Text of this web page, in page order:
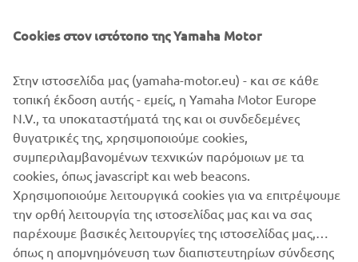
ευχάριστες διαδρομές και καθημερινές μετακινήσεις
στην πόλη. Το νέο μοντέλο προσφέρει ακόμα μεγαλύτερα
το δυναμικό στυλ της οικογένειας MAX, υψηλές επιδόσεις
και κορυφαίο φινίρισμα. Όλα αυτά τα χαρακτηριστικά
συνεργάζονται για να ενισχύσουν την υπερηφάνεια που
νιώθουν οι κάτοχοι των σκούτερ της Yamaha.
Yamaha Motor Design Award Website:
https://global.yamaha-motor.com/about/design/awards/
Cookies στον ιστότοπο της Yamaha Motor
Στην ιστοσελίδα μας (yamaha-motor.eu) - και σε κάθε
τοπική έκδοση αυτής - εμείς, η Yamaha Motor Europe
N.V., τα υποκαταστήματά της και οι συνδεδεμένες
θυγατρικές της, χρησιμοποιούμε cookies,
συμπεριλαμβανομένων τεχνικών παρόμοιων με τα
cookies, όπως javascript και web beacons.
Χρησιμοποιούμε λειτουργικά cookies για να επιτρέψουμε
την ορθή λειτουργία της ιστοσελίδας μας και να σας
παρέχουμε βασικές λειτουργίες της ιστοσελίδας μας,
όπως η απομνημόνευση των διαπιστευτηρίων σύνδεσης